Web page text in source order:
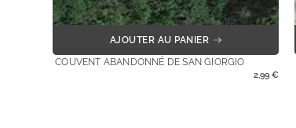
AJOUTER AU PANIER
COUVENT ABANDONNÉ DE SAN GIORGIO
2,99 €